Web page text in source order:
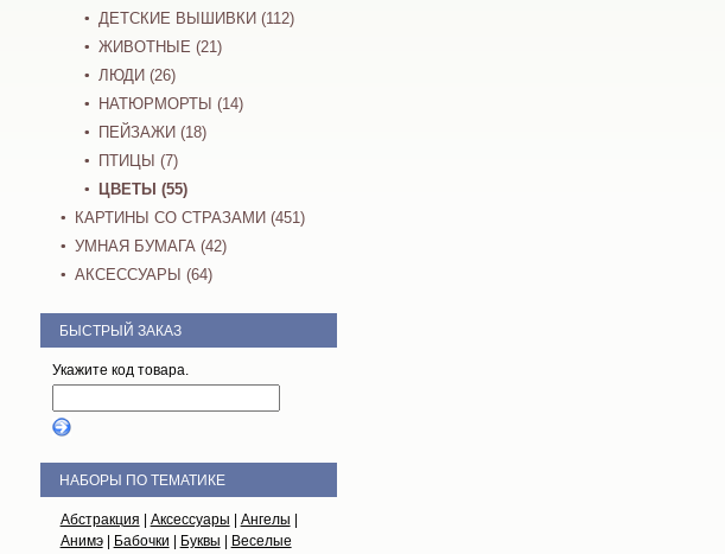
ДЕТСКИЕ ВЫШИВКИ (112)
ЖИВОТНЫЕ (21)
ЛЮДИ (26)
НАТЮРМОРТЫ (14)
ПЕЙЗАЖИ (18)
ПТИЦЫ (7)
ЦВЕТЫ (55)
КАРТИНЫ СО СТРАЗАМИ (451)
УМНАЯ БУМАГА (42)
АКСЕССУАРЫ (64)
БЫСТРЫЙ ЗАКАЗ
Укажите код товара.
НАБОРЫ ПО ТЕМАТИКЕ
Абстракция Аксессуары Ангелы
Анимэ| Бабочки Буквы
Веселые